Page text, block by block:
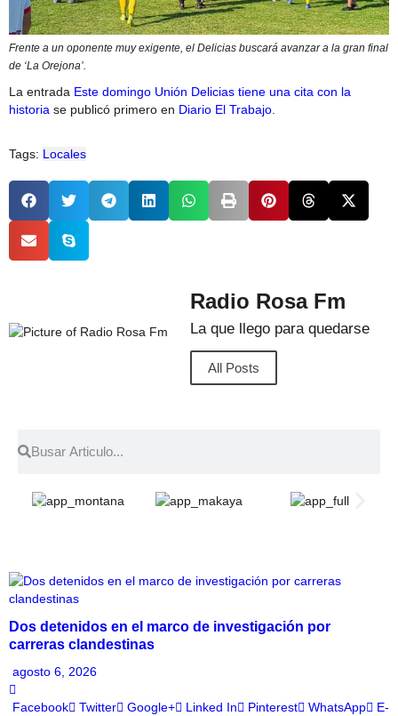
Frente a un oponente muy exigente, el Delicias buscará avanzar a la gran final
de ‘La Orejona’.
La entrada Este domingo Unión Delicias tiene una cita con la
historia se publicó primero en Diario El Trabajo.
Tags: Locales
Radio Rosa Fm
La que llego para quedarse
All Posts
Dos detenidos en el marco de investigación por
carreras clandestinas
agosto 6, 2026
Facebook Twitter Google+ Linked In Pinterest WhatsApp E-